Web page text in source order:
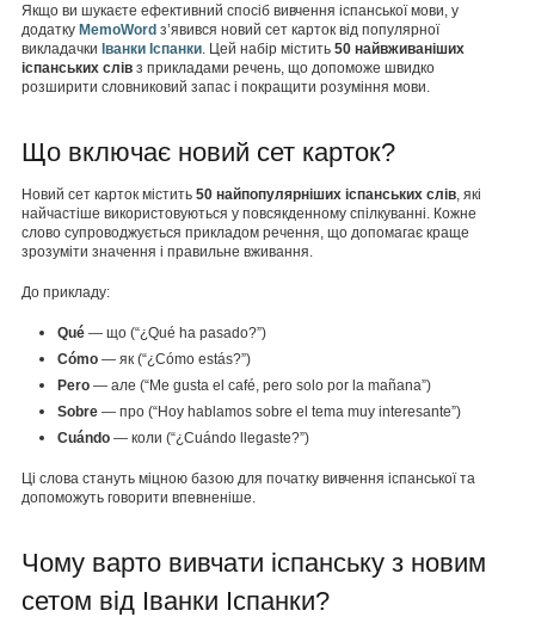
Якщо ви шукаєте ефективний спосіб вивчення іспанської мови, у
додатку MemoWord з’явився новий сет карток від популярної
викладачки Іванки Іспанки . Цей набір містить 50 найвживаніших
іспанських слів з прикладами речень, що допоможе швидко
розширити словниковий запас і покращити розуміння мови.
Що включає новий сет карток?
Новий сет карток містить 50 найпопулярніших іспанських слів , які
найчастіше використовуються у повсякденному спілкуванні. Кожне
слово супроводжується прикладом речення, що допомагає краще
зрозуміти значення і правильне вживання.
До прикладу:
Qué — що (“¿Qué ha pasado?”)
Cómo — як (“¿Cómo estás?”)
Pero — але (“Me gusta el café, pero solo por la mañana”)
Sobre — про (“Hoy hablamos sobre el tema muy interesante”)
Cuándo — коли (“¿Cuándo llegaste?”)
Ці слова стануть міцною базою для початку вивчення іспанської та
допоможуть говорити впевненіше.
Чому варто вивчати іспанську з новим
сетом від Іванки Іспанки?